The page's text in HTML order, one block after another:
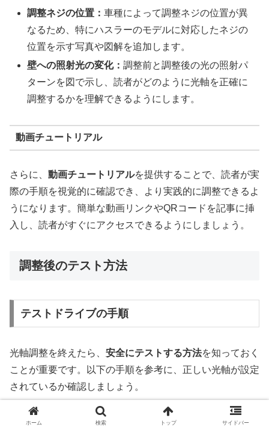
調整ネジの位置：車種によって調整ネジの位置が異
なるため、特にハスラーのモデルに対応したネジの
位置を示す写真や図解を追加します。
壁への照射光の変化：調整前と調整後の光の照射パ
ターンを図で示し、読者がどのように光軸を正確に
調整するかを理解できるようにします。
動画チュートリアル
さらに、 動画チュートリアルを提供することで、読者が実
際の手順を視覚的に確認でき、より実践的に調整できるよ
うになります。簡単な動画リンクやQRコードを記事に挿
入し、読者がすぐにアクセスできるようにしましょう。
調整後のテスト方法
テストドライブの手順
光軸調整を終えたら、 安全にテストする方法を知っておく
ことが重要です。以下の手順を参考に、正しい光軸が設定
されているか確認しましょう。
夜間のテストドライブ： 夜間に十分に照明がない道
ホーム 検索 トップ サイドバー